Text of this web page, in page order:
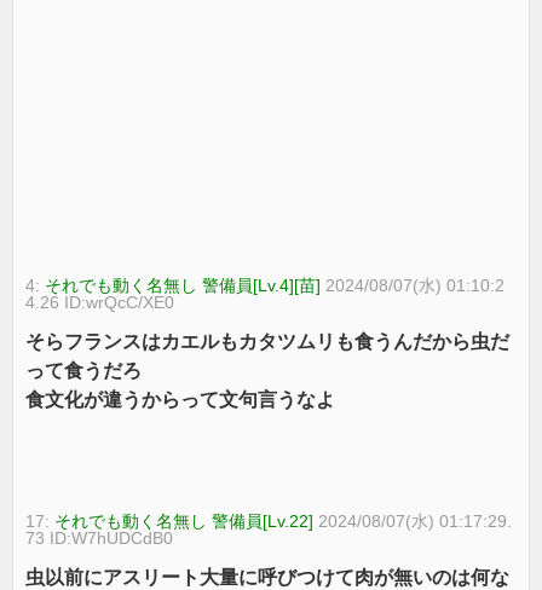
4: それでも動く名無し 警備員[Lv.4][苗] 2024/08/07(水) 01:10:2
4.26 ID:wrQcC/XE0
そらフランスはカエルもカタツムリも食うんだから虫だ
って食うだろ
食文化が違うからって文句言うなよ
17: それでも動く名無し 警備員[Lv.22] 2024/08/07(水) 01:17:29.
73 ID:W7hUDCdB0
虫以前にアスリート大量に呼びつけて肉が無いのは何な